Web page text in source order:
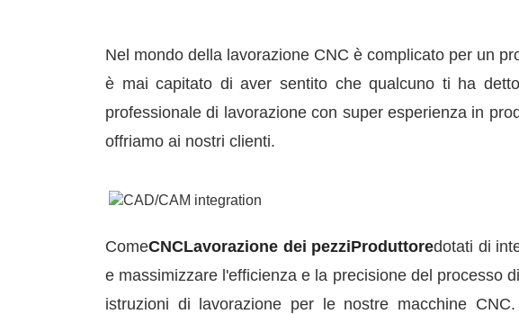
Nel mondo della lavorazione CNC è complicato per un
è mai capitato di aver sentito che qualcuno ti ha
professionale di lavorazione con super esperienza in
offriamo ai nostri clienti.
ComeCNCLavorazione dei pezziProduttoredotati di
e massimizzare l'efficienza e la precisione del processo
istruzioni di lavorazione per le nostre macchine